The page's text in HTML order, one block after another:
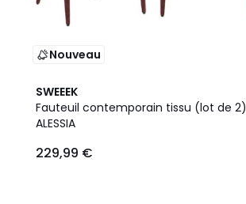
Nouveau
SWEEEK
Fauteuil contemporain tissu (lot de 2)
ALESSIA
229,99 €
4
Couleurs